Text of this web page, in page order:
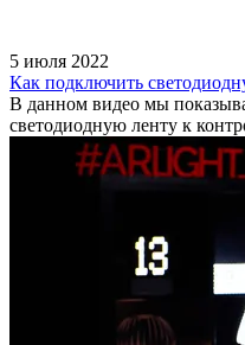
5 июля 2022
Как подключить
В данном видео мы
светодиодную ленту к